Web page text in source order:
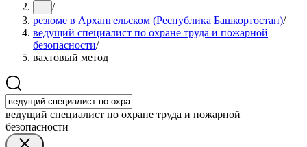
... /
резюме в Архангельском (Республика Башкортостан)/
ведущий специалист по охране труда и пожарной
безопасности/
вахтовый метод
ведущий специалист по охране труда и пожарной
безопасности